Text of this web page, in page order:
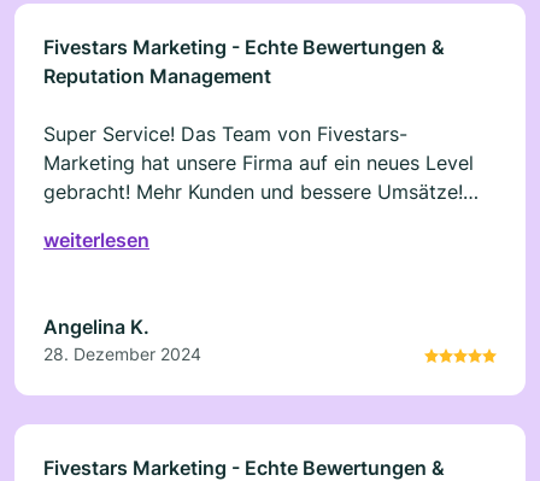
Fivestars Marketing - Echte Bewertungen &
Reputation Management
Super Service! Das Team von Fivestars-
Marketing hat unsere Firma auf ein neues Level
gebracht! Mehr Kunden und bessere Umsätze!
Zusammenarbeit, die heute gestartet ist.
weiterlesen
Angelina K.
28. Dezember 2024
Fivestars Marketing - Echte Bewertungen &